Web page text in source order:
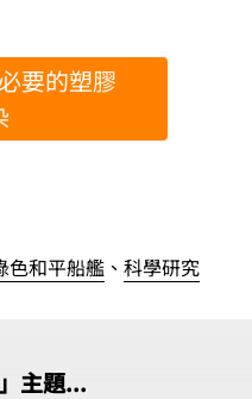
要的塑膠
色和平船艦 、 科學研究
主題...